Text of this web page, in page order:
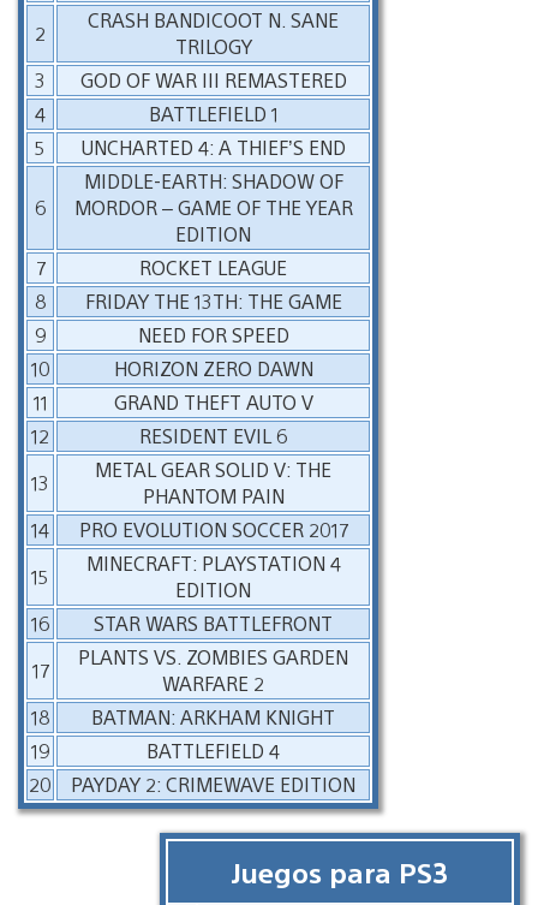
2
CRASH BANDICOOT N. SANE
TRILOGY
3
GOD OF WAR III REMASTERED
4
BATTLEFIELD 1
5
UNCHARTED 4: A THIEF’S END
6
MIDDLE-EARTH: SHADOW OF
MORDOR – GAME OF THE YEAR
EDITION
7
ROCKET LEAGUE
8
FRIDAY THE 13TH: THE GAME
9
NEED FOR SPEED
10
HORIZON ZERO DAWN
11
GRAND THEFT AUTO V
12
RESIDENT EVIL 6
13
METAL GEAR SOLID V: THE
PHANTOM PAIN
14
PRO EVOLUTION SOCCER 2017
15
MINECRAFT: PLAYSTATION 4
EDITION
16
STAR WARS BATTLEFRONT
17
PLANTS VS. ZOMBIES GARDEN
WARFARE 2
18
BATMAN: ARKHAM KNIGHT
19
BATTLEFIELD 4
20
PAYDAY 2: CRIMEWAVE EDITION
Juegos para PS3